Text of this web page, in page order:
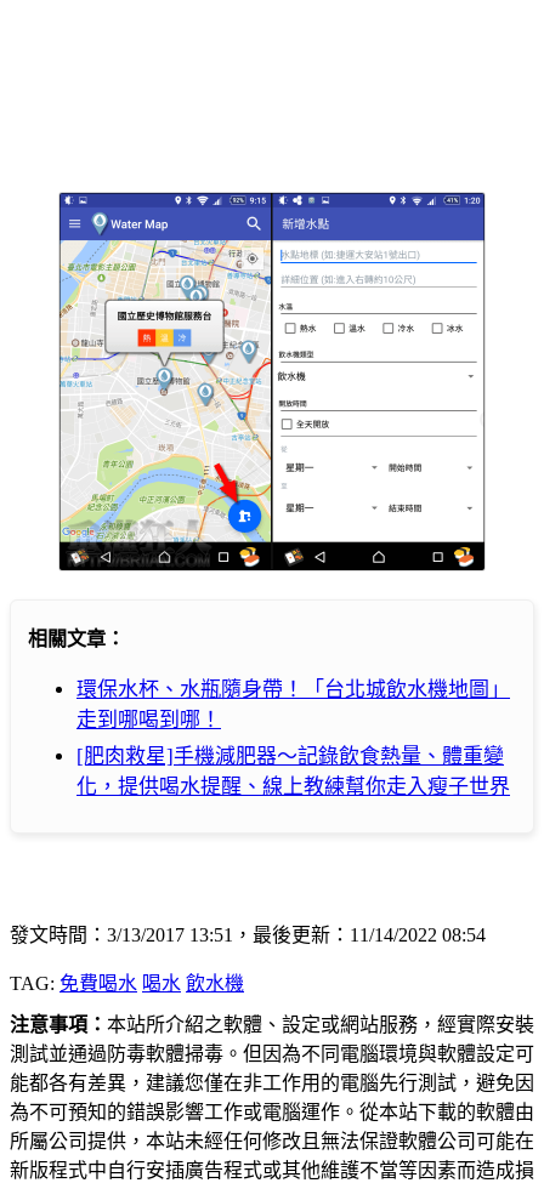
相關文章：
環保水杯、水瓶隨身帶！「台北城飲水機地圖」
走到哪喝到哪！
[肥肉救星]手機減肥器～記錄飲食熱量、體重變
化，提供喝水提醒、線上教練幫你走入瘦子世界
發文時間：3/13/2017 13:51，最後更新：11/14/2022 08:54
TAG: 免費喝水 喝水 飲水機
注意事項： 本站所介紹之軟體、設定或網站服務，經實際安裝
測試並通過防毒軟體掃毒。但因為不同電腦環境與軟體設定可
能都各有差異，建議您僅在非工作用的電腦先行測試，避免因
為不可預知的錯誤影響工作或電腦運作。從本站下載的軟體由
所屬公司提供，本站未經任何修改且無法保證軟體公司可能在
新版程式中自行安插廣告程式或其他維護不當等因素而造成損